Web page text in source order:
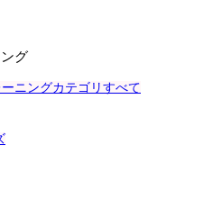
グ
ニングカテゴリすべて